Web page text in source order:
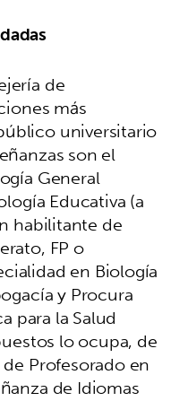
de
más
universitario
son el
General
Educativa (a
habilitante de
FP o
en Biología
y Procura
para la Salud
lo ocupa, de
Profesorado en
de Idiomas